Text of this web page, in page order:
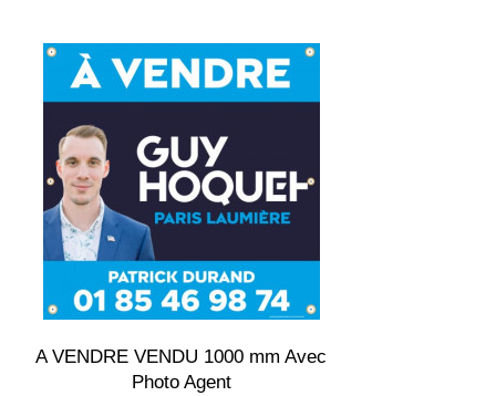
A VENDRE VENDU 1000 mm Avec
Photo Agent